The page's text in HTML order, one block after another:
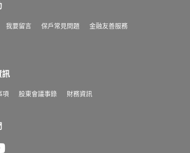
我要留言 保戶常見問題 金融友善服務
訊
項 股東會議事錄 財務資訊